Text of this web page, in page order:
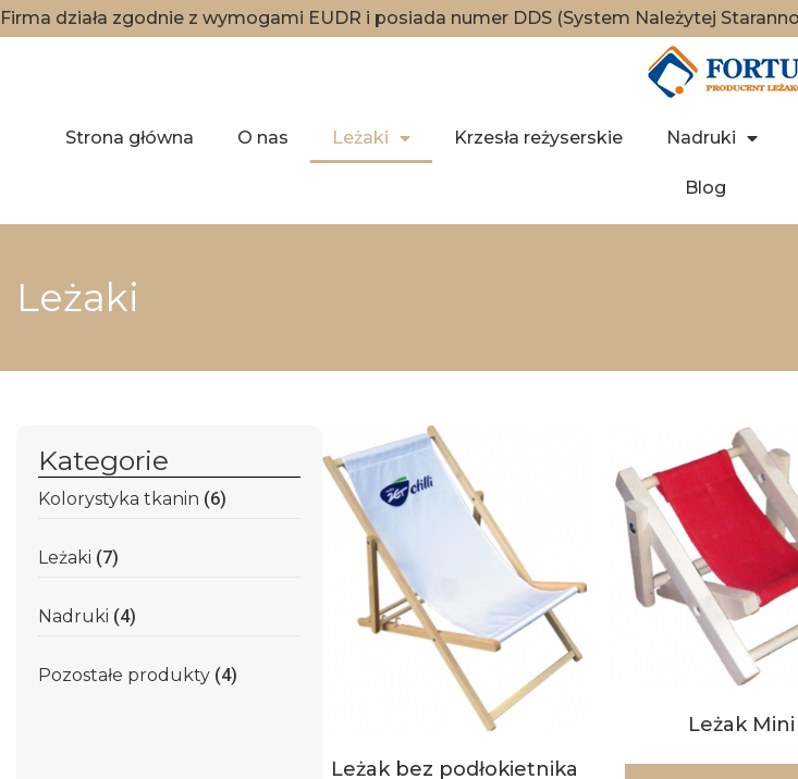
Firma działa zgodnie z wymogami EUDR i posiada numer DDS (System Należytej
Strona główna O nas Leżaki Krzesła reżyserskie Nadruki
Blog
Leżaki
Kategorie
Kolorystyka tkanin (6)
Leżaki (7)
Nadruki (4)
Pozostałe produkty (4)
Leżak bez podłokietnika
Leżak Mini